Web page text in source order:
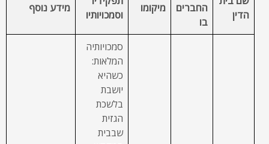
הדין
החברים
בו
מיקומו
וסמכויותיו
מידע נוסף
סמכויותיה
המלאות:
כשהיא
יושבת
בלשכת
הגזית
שבבית